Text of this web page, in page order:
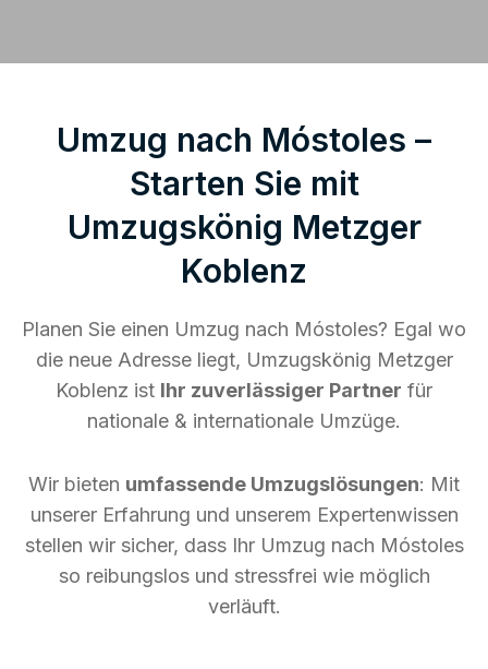
Umzug nach Móstoles –
Starten Sie mit
Umzugskönig Metzger
Koblenz
Planen Sie einen Umzug nach Móstoles? Egal wo
die neue Adresse liegt, Umzugskönig Metzger
Koblenz ist Ihr zuverlässiger Partner für
nationale & internationale Umzüge.
Wir bieten umfassende Umzugslösungen: Mit
unserer Erfahrung und unserem Expertenwissen
stellen wir sicher, dass Ihr Umzug nach Móstoles
so reibungslos und stressfrei wie möglich
verläuft.